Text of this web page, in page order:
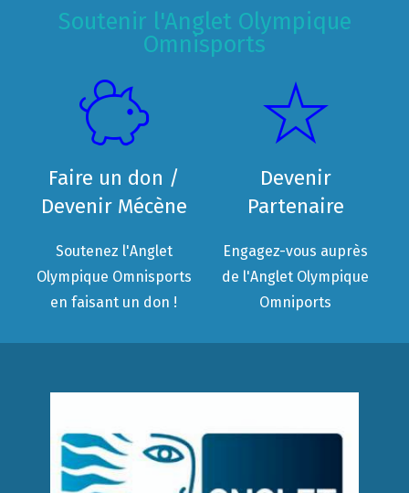
Soutenir l'Anglet Olympique
Omnisports
Faire un don /
Devenir Mécène
Soutenez l'Anglet
Olympique Omnisports
en faisant un don !
Devenir
Partenaire
Engagez-vous auprès
de l'Anglet Olympique
Omniports